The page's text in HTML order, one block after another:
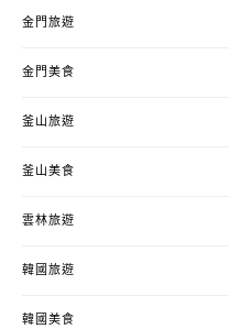
金門旅遊
金門美食
釜山旅遊
釜山美食
雲林旅遊
韓國旅遊
韓國美食